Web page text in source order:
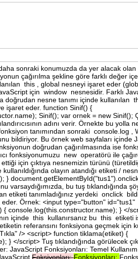
sonraki konumuzda da yer alacak
çağırılma şekline göre farklı değer
this , global nesneyi işaret eder
için window nesnesidir. Farklı
doğrudan nesne tanımı içinde kullanılan
işaret eder. function Sinif() {
Sinif(); var ornek = new Sinif();
adını verir. Örnekte bu yolla
tanımından sonraki console.log ,
bildiriyor. Bu örnek web sayfaları içinde
doğrudan çağırılmasında ise
fonksiyonumuzu new operatörü ile
için çıktıya nesnemizin türünü
olayın atandığı etiketi /
bu tuş tıklandığında
etiketi tanımladığınız yerdeki onclick
Örnek: <input type="button" id="tus1"
console.log(this.constructor.name); } </
içinde this kullanırsanız bu this etiketi
referansını fonksiyona geçmek için
/> <script> function tiklama(etiket) {
</script> Tuş tıklandığında görülecek
JavaScript Fonksiyonları: Temel
Foksiyonları:Fonksiyonları: